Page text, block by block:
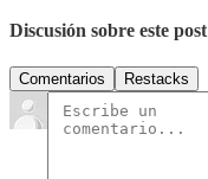
Discusión sobre este post
Comentarios Restacks